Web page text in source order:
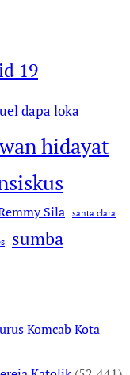
19
dapa loka
hidayat
Sila santa clara
sumba
Komcab Kota